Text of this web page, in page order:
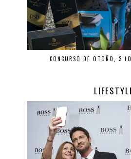
CONCURSO DE OTOÑO, 3